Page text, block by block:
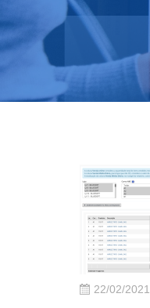
22/02/2021